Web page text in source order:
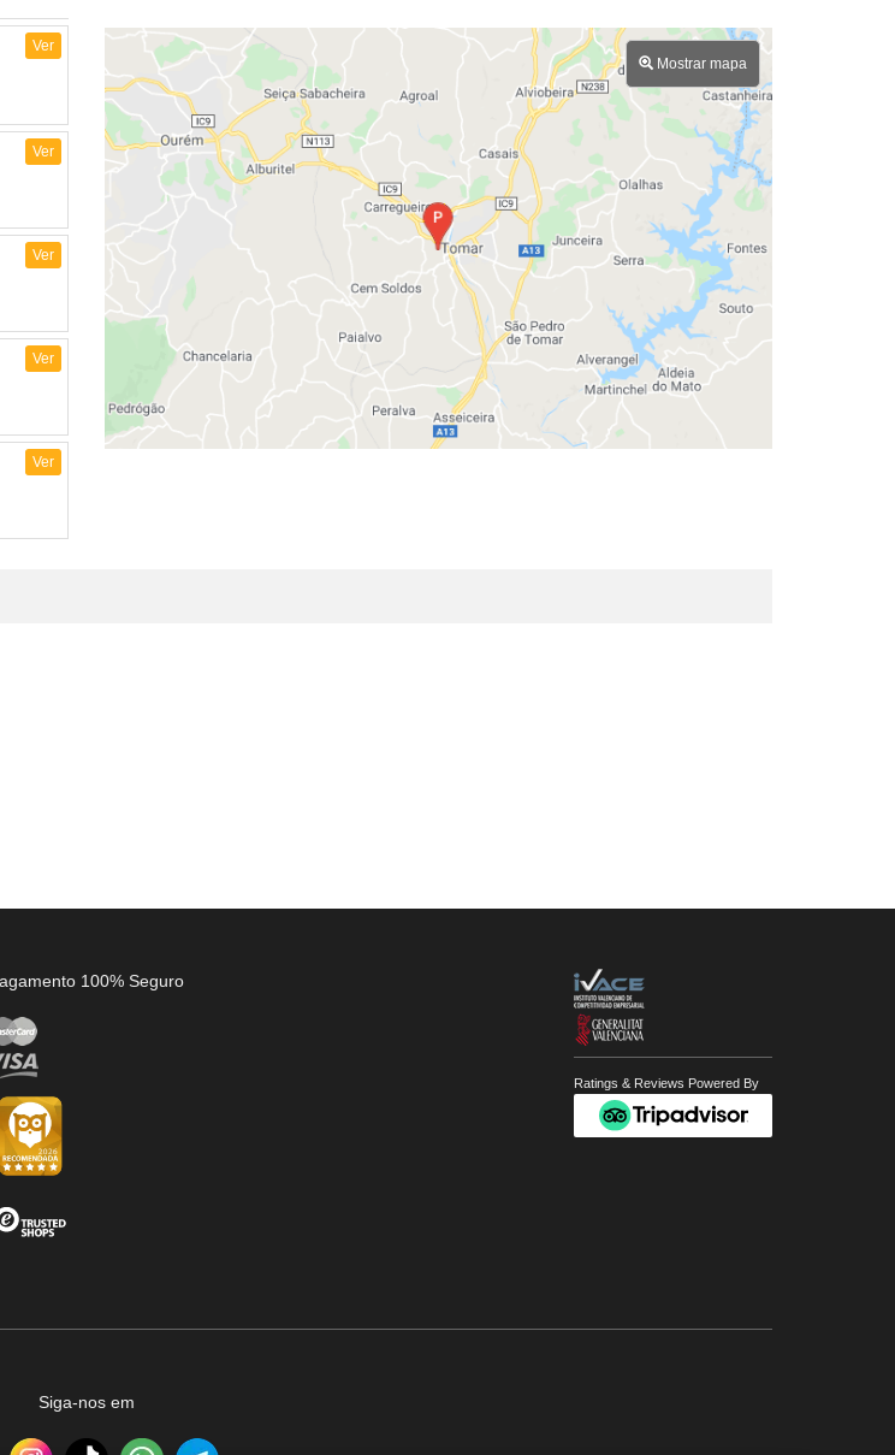
Ver
Ver
Ver
Ver
Ver
Mostrar mapa
100% Seguro
Ratings & Reviews Powered By
Siga-nos em